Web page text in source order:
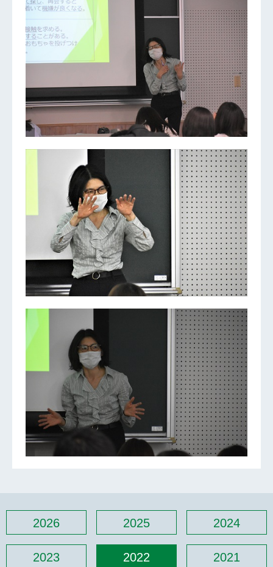
2026 2025 2024
2023 2022 2021